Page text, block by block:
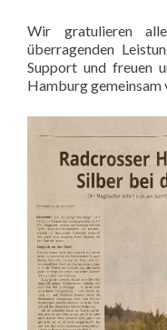
Wir gratulieren
überragenden
Support und freuen
Hamburg